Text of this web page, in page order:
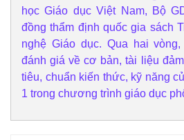
học Giáo dục Việt Nam, Bộ
đồng thẩm định quốc gia sách
nghệ Giáo dục. Qua hai
đánh giá về cơ bản, tài liệu
tiêu, chuẩn kiến thức, kỹ năng
1 trong chương trình giáo dục